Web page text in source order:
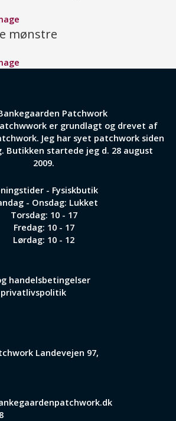
mønstre
Patchwork
er grundlagt og drevet af
Jeg har syet patchwork siden
Butikken startede jeg d. 28 august
2009.
- Fysiskbutik
- Onsdag: Lukket
Torsdag: 10 - 17
Fredag: 10 - 17
Lørdag: 10 - 12
handelsbetingelser
privatlivspolitik
Landevejen 97,